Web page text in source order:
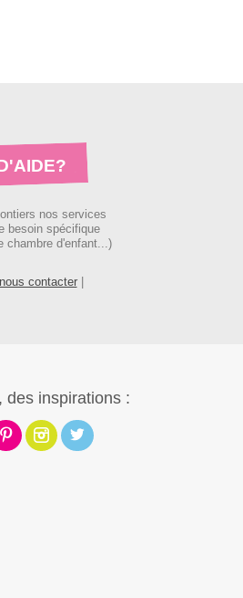
nos services
besoin spécifique
chambre d'enfant...)
contacter|
des inspirations :